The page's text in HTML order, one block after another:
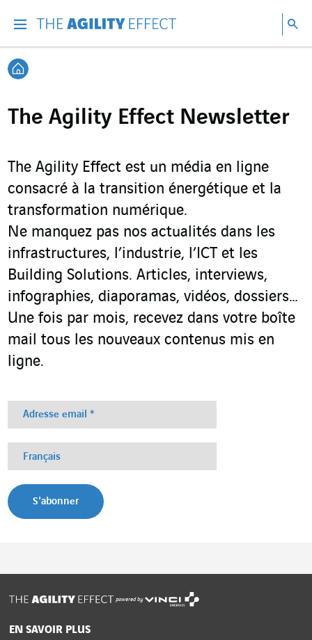
Retour à l'accueil
The Agility Effect Newsletter
The Agility Effect est un média en ligne
consacré à la transition énergétique et la
transformation numérique.
Ne manquez pas nos actualités dans les
infrastructures, l’industrie, l’ICT et les
Building Solutions. Articles, interviews,
infographies, diaporamas, vidéos, dossiers…
Une fois par mois, recevez dans votre boîte
mail tous les nouveaux contenus mis en
ligne.
powered by
EN SAVOIR PLUS